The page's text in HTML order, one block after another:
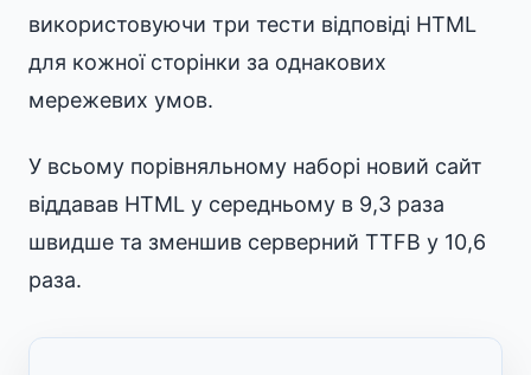
використовуючи три тести відповіді HTML
для кожної сторінки за однакових
мережевих умов.
У всьому порівняльному наборі новий сайт
віддавав HTML у середньому в 9,3 раза
швидше та зменшив серверний TTFB у 10,6
раза.